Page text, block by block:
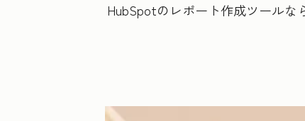
HubSpotのレポート作成ツールな